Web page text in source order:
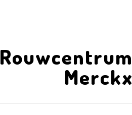
Rouwcentrum
Merckx